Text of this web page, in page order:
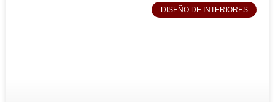
DISEÑO DE INTERIORES